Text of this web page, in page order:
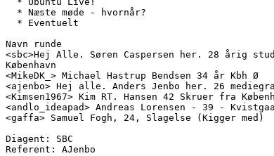
  * Næste møde - hvornår?
  * Eventuelt
Navn runde
<sbc>Hej Alle. Søren Caspersen her. 28 årig
København
<MikeDK_> Michael Hastrup Bendsen 34 år Kbh Ø
<ajenbo> Hej alle. Anders Jenbo her. 26
<Kimsen1967> Kim RT. Hansen 42 Skruer fra
<andlo_ideapad> Andreas Lorensen - 39 -
<gaffa> Samuel Fogh, 24, Slagelse (Kigger med)
Diagent: SBC
Referent: AJenbo